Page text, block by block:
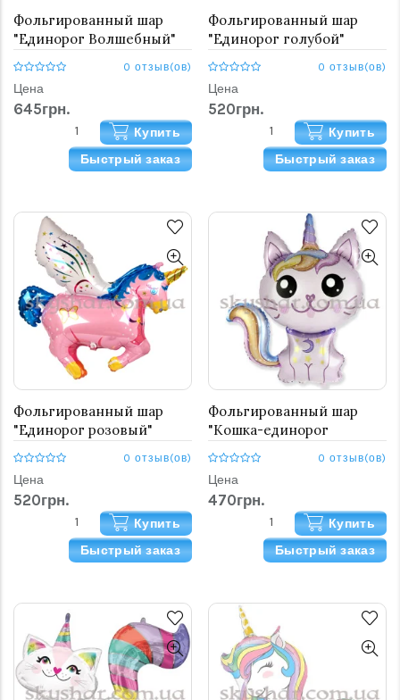
Фольгированный шар
"Единорог Волшебный"
0 отзыв(ов)
Цена
645грн.
Купить
Быстрый заказ
Фольгированный шар
"Единорог голубой"
0 отзыв(ов)
Цена
520грн.
Купить
Быстрый заказ
Фольгированный шар
"Единорог розовый"
0 отзыв(ов)
Цена
520грн.
Купить
Быстрый заказ
Фольгированный шар
"Кошка-единорог
розовая"
0 отзыв(ов)
Цена
470грн.
Купить
Быстрый заказ